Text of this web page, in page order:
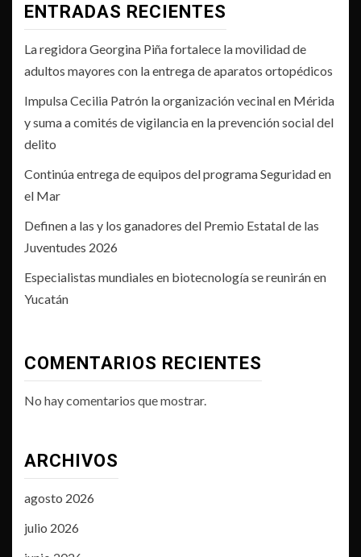
ENTRADAS RECIENTES
La regidora Georgina Piña fortalece la movilidad de
adultos mayores con la entrega de aparatos ortopédicos
Impulsa Cecilia Patrón la organización vecinal en Mérida
y suma a comités de vigilancia en la prevención social del
delito
Continúa entrega de equipos del programa Seguridad en
el Mar
Definen a las y los ganadores del Premio Estatal de las
Juventudes 2026
Especialistas mundiales en biotecnología se reunirán en
Yucatán
COMENTARIOS RECIENTES
No hay comentarios que mostrar.
ARCHIVOS
agosto 2026
julio 2026